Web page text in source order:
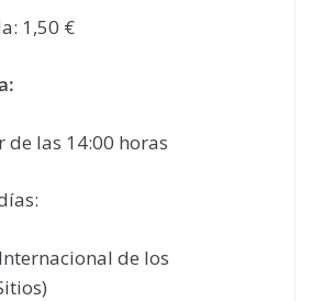
1,50 €
las 14:00 horas
de los